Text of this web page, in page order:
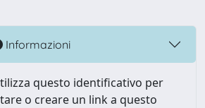
Informazioni
questo identificativo per
o creare un link a questo